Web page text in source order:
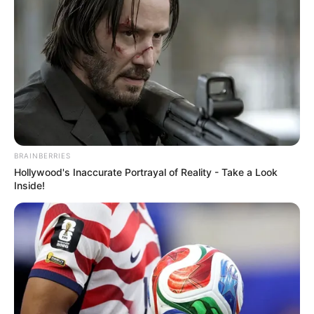
ΔΗΜΟΦΙΛΗ ΑΡΘΡΑ
BRAINBERRIES
Hollywood's Inaccurate Portrayal of Reality - Take a Look
Inside!